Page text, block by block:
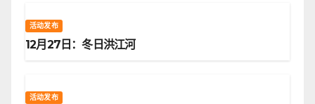
活动发布
12月27日：冬日洪江河
活动发布